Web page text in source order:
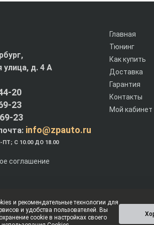
Главная
Тюнинг
Как купить
Доставка
Гарантия
Контакты
Мой кабинет
улица, д. 4 A
20
23
23
info@zpauto.ru
С 10.00 ДО 18.00
соглашение
ZPauto.ru 2012-2026
и рекомендательные технологии для
и удобства пользователей. Вы
cookie в настройках своего